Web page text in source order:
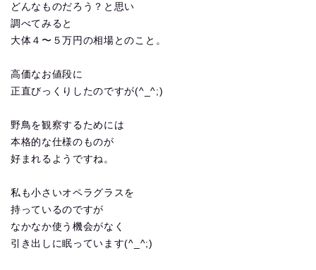
どんなものだろう？と思い
調べてみると
大体４〜５万円の相場とのこと。
高価なお値段に
正直びっくりしたのですが(^_^;)
野鳥を観察するためには
本格的な仕様のものが
好まれるようですね。
私も小さいオペラグラスを
持っているのですが
なかなか使う機会がなく
引き出しに眠っています(^_^;)